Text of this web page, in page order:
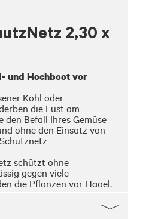
2,30 x
und Hochbeet vor
Kohl oder
die Lust am
den Befall Ihres Gemüse
ohne den Einsatz von
schützt ohne
gegen viele
die Pflanzen vor Hagel,
durch das Netz